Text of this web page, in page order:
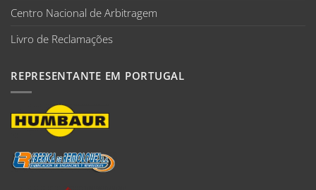
Centro Nacional de Arbitragem
Livro de Reclamações
REPRESENTANTE EM PORTUGAL